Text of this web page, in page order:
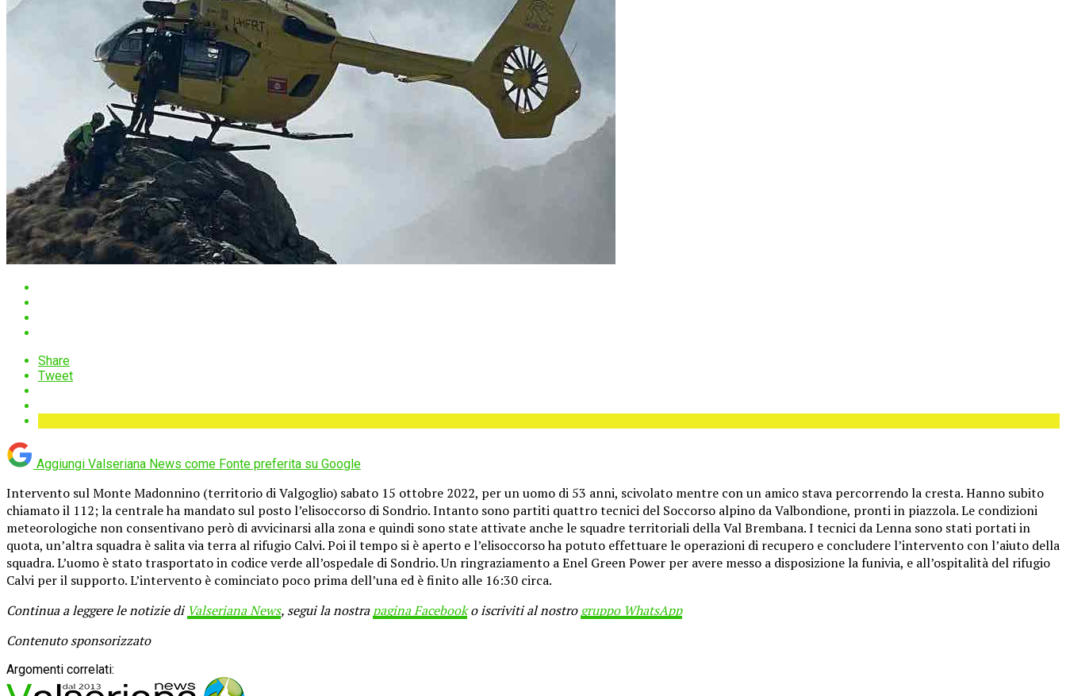
Share
Tweet
Aggiungi Valseriana News come Fonte preferita su Google
Intervento sul Monte Madonnino (territorio di Valgoglio) sabato 15 ottobre 2022, per un uomo di 53 anni, scivolato mentre con un amico stava percorrendo la cresta. Hanno subito
chiamato il 112; la centrale ha mandato sul posto l’elisoccorso di Sondrio. Intanto sono partiti quattro tecnici del Soccorso alpino da Valbondione, pronti in piazzola. Le condizioni
meteorologiche non consentivano però di avvicinarsi alla zona e quindi sono state attivate anche le squadre territoriali della Val Brembana. I tecnici da Lenna sono stati portati in
quota, un’altra squadra è salita via terra al rifugio Calvi. Poi il tempo si è aperto e l’elisoccorso ha potuto effettuare le operazioni di recupero e concludere l’intervento con l’aiuto della
squadra. L’uomo è stato trasportato in codice verde all’ospedale di Sondrio. Un ringraziamento a Enel Green Power per avere messo a disposizione la funivia, e all’ospitalità del rifugio
Calvi per il supporto. L’intervento è cominciato poco prima dell’una ed è finito alle 16:30 circa.
Continua a leggere le notizie di Valseriana News, segui la nostrapagina Facebooko iscriviti al nostrogruppo WhatsApp
Contenuto sponsorizzato
Argomenti correlati: